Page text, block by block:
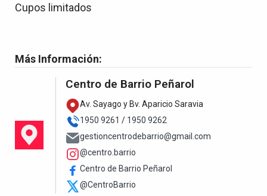
Cupos limitados
Más Información:
Centro de Barrio Peñarol
Av. Sayago y Bv. Aparicio Saravia
1950 9261 / 1950 9262
gestioncentrodebarrio@gmail.com
@centro.barrio
Centro de Barrio Peñarol
@CentroBarrio